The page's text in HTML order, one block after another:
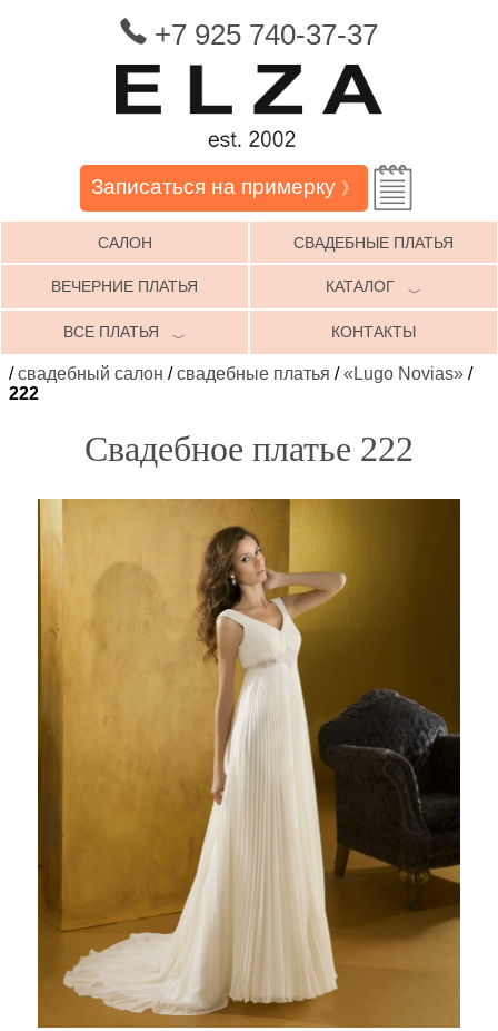
+7 925 740-37-37
Записаться на примерку 》
САЛОН СВАДЕБНЫЕ ПЛАТЬЯ
ВЕЧЕРНИЕ ПЛАТЬЯ КАТАЛОГ ﹀
ВСЕ ПЛАТЬЯ ﹀ КОНТАКТЫ
/свадебный салон /свадебные платья /«Lugo Novias» /
222
Свадебное платье 222